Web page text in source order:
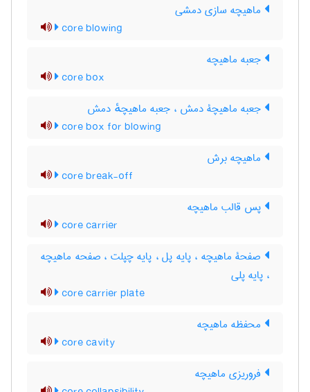
ماهیچه سازی دمشی
core blowing
جعبه ماهیچه
core box
جعبه ماهیچۀ دمش ، جعبه ماهیچهٔ دمش
core box for blowing
ماهیچه برش
core break-off
پس قالب ماهیچه
core carrier
صفحۀ ماهیچه ، پایه پل ، پایه چپلت ، صفحه ماهیچه
، پایه پلی
core carrier plate
محفظه ماهیچه
core cavity
فروریزی ماهیچه